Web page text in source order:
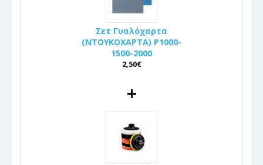
Σετ Γυαλόχαρτα
(ΝΤΟΥΚΟΧΑΡΤΑ) P1000-
1500-2000
2,50€
+